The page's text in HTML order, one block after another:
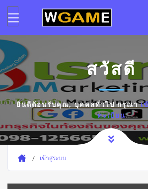
สวัสดี
ยินดีต้อนรับคุณ,บุคคลทั่วไปกรุณาเ
ทะเบียน
เข้าสู่ระบบ